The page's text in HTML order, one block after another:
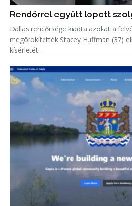
Rendőrrel együtt lopott
Dallas rendőrsége kiadta azokat a
megörökítették Stacey Huffman (37)
kísérletét.